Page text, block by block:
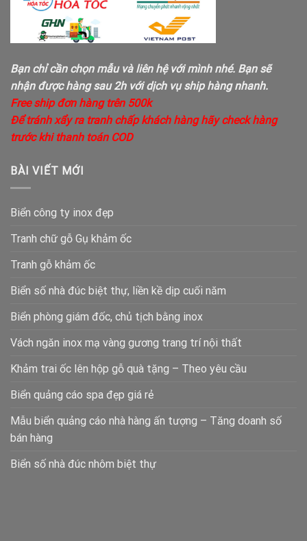
Bạn chỉ cần chọn mẫu và liên hệ với mình nhé. Bạn sẽ
nhận được hàng sau 2h với dịch vụ ship hàng nhanh.
Free ship đơn hàng trên 500k
Để tránh xẩy ra tranh chấp khách hàng hãy check hàng
trước khi thanh toán COD
BÀI VIẾT MỚI
Biển công ty inox đẹp
Tranh chữ gỗ Gụ khảm ốc
Tranh gỗ khảm ốc
Biển số nhà đúc biệt thự, liền kề dịp cuối năm
Biển phòng giám đốc, chủ tịch bằng inox
Vách ngăn inox mạ vàng gương trang trí nội thất
Khảm trai ốc lên hộp gỗ quà tặng – Theo yêu cầu
Biển quảng cáo spa đẹp giá rẻ
Mẫu biển quảng cáo nhà hàng ấn tượng – Tăng doanh số
bán hàng
Biển số nhà đúc nhôm biệt thự